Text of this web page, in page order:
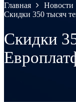
Главная
Новости
Скидки 350 тысяч
Скидки